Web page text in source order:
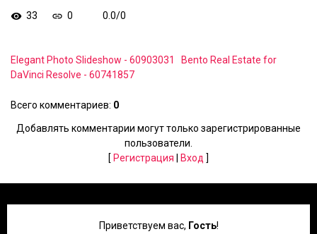
33 0 0.0/0
Elegant Photo Slideshow - 60903031
Bento Real Estate for
DaVinci Resolve - 60741857
Всего комментариев: 0
Добавлять комментарии могут только зарегистрированные
пользователи.
[ Регистрация Вход ]
Приветствуем вас, Гость!